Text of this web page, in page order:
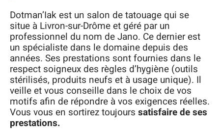
Dotman’Iak est un salon de tatouage qui se
situe à Livron-sur-Drôme et géré par un
professionnel du nom de Jano. Ce dernier est
un spécialiste dans le domaine depuis des
années. Ses prestations sont fournies dans le
respect soigneux des règles d’hygiène (outils
stérilisés, produits neufs et à usage unique). Il
veille et vous conseille dans le choix de vos
motifs afin de répondre à vos exigences réelles.
Vous vous en sortirez toujours satisfaire de ses
prestations.